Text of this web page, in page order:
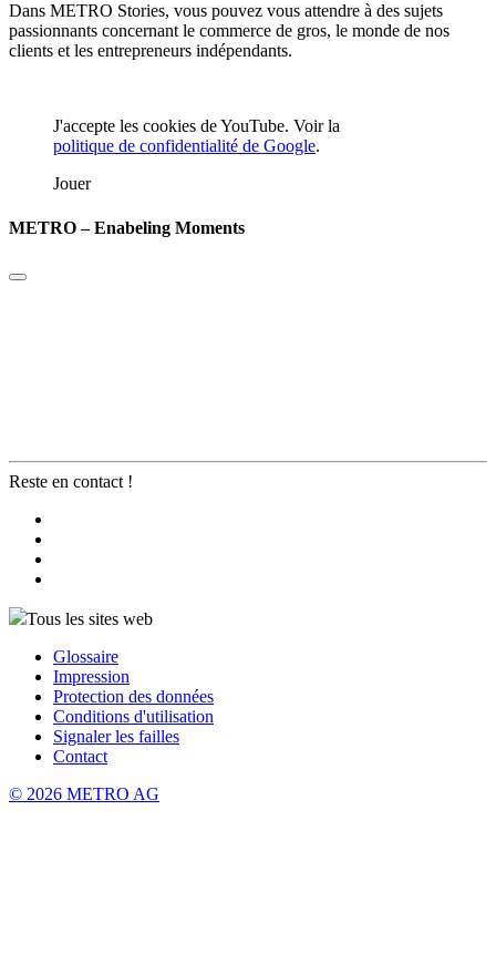
Dans METRO Stories, vous pouvez vous attendre à des sujets
passionnants concernant le commerce de gros, le monde de nos
clients et les entrepreneurs indépendants.
J'accepte les cookies de YouTube. Voir la
politique de confidentialité de Google.
Jouer
METRO – Enabeling Moments
Reste en contact !
Tous les sites web
Glossaire
Impression
Protection des données
Conditions d'utilisation
Signaler les failles
Contact
© 2026 METRO AG